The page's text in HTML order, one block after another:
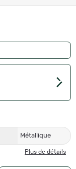
Métallique
Plus de détails